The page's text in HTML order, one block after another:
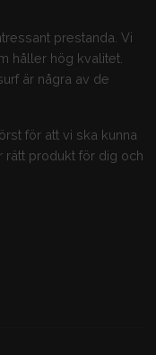
prestanda. Vi
håller hög kvalitet.
är några av de
för att vi ska kunna
rätt produkt för dig och